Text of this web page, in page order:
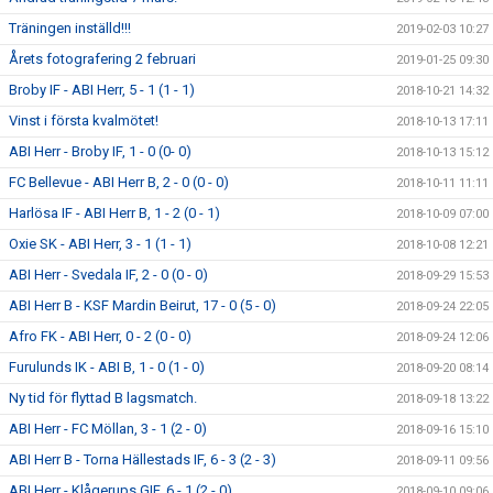
Träningen inställd!!! 2019-02-03 10:27
Årets fotografering 2 februari 2019-01-25 09:30
Broby IF - ABI Herr, 5 - 1 (1 - 1) 2018-10-21 14:32
Vinst i första kvalmötet! 2018-10-13 17:11
ABI Herr - Broby IF, 1 - 0 (0- 0) 2018-10-13 15:12
FC Bellevue - ABI Herr B, 2 - 0 (0 - 0) 2018-10-11 11:11
Harlösa IF - ABI Herr B, 1 - 2 (0 - 1) 2018-10-09 07:00
Oxie SK - ABI Herr, 3 - 1 (1 - 1) 2018-10-08 12:21
ABI Herr - Svedala IF, 2 - 0 (0 - 0) 2018-09-29 15:53
ABI Herr B - KSF Mardin Beirut, 17 - 0 (5 - 0) 2018-09-24 22:05
Afro FK - ABI Herr, 0 - 2 (0 - 0) 2018-09-24 12:06
Furulunds IK - ABI B, 1 - 0 (1 - 0) 2018-09-20 08:14
Ny tid för flyttad B lagsmatch. 2018-09-18 13:22
ABI Herr - FC Möllan, 3 - 1 (2 - 0) 2018-09-16 15:10
ABI Herr B - Torna Hällestads IF, 6 - 3 (2 - 3) 2018-09-11 09:56